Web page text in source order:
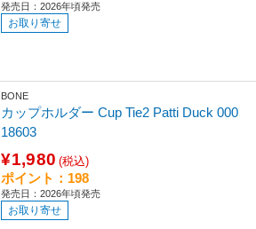
発売日：2026年頃発売
お取り寄せ
BONE
カップホルダー Cup Tie2 Patti Duck 000
18603
¥1,980 (税込)
ポイント：198
発売日：2026年頃発売
お取り寄せ